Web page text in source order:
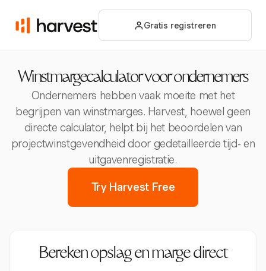
Gratis registreren
Winstmargecalculator voor ondernemers
Ondernemers hebben vaak moeite met het
begrijpen van winstmarges. Harvest, hoewel geen
directe calculator, helpt bij het beoordelen van
projectwinstgevendheid door gedetailleerde tijd- en
uitgavenregistratie.
Try Harvest Free
Bereken opslag en marge direct